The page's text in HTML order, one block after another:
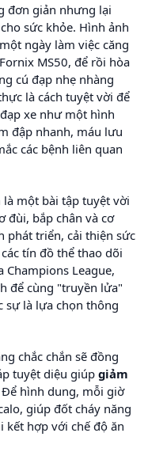
đơn giản nhưng lại
sức khỏe. Hình ảnh
ngày làm việc căng
MS50, để rồi hòa
cú đạp nhẹ nhàng
là cách tuyệt vời để
xe như một hình
đập nhanh, máu lưu
các bệnh liên quan
một bài tập tuyệt vời
đùi, bắp chân và cơ
phát triển, cải thiện sức
tín đồ thể thao dõi
League,
để cùng "truyền lửa"
sự là lựa chọn thông
chắc chắn sẽ đồng
tuyệt diệu giúp giảm
Để hình dung, mỗi giờ
giúp đốt cháy năng
kết hợp với chế độ ăn